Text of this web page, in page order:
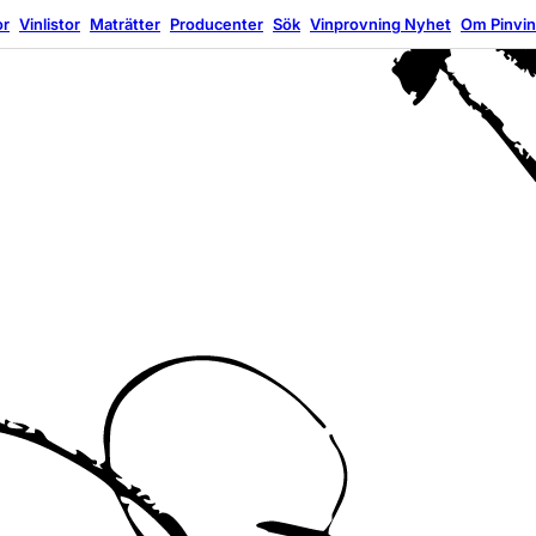
Vinlistor Maträtter Producenter Sök Vinprovning Nyhet Om